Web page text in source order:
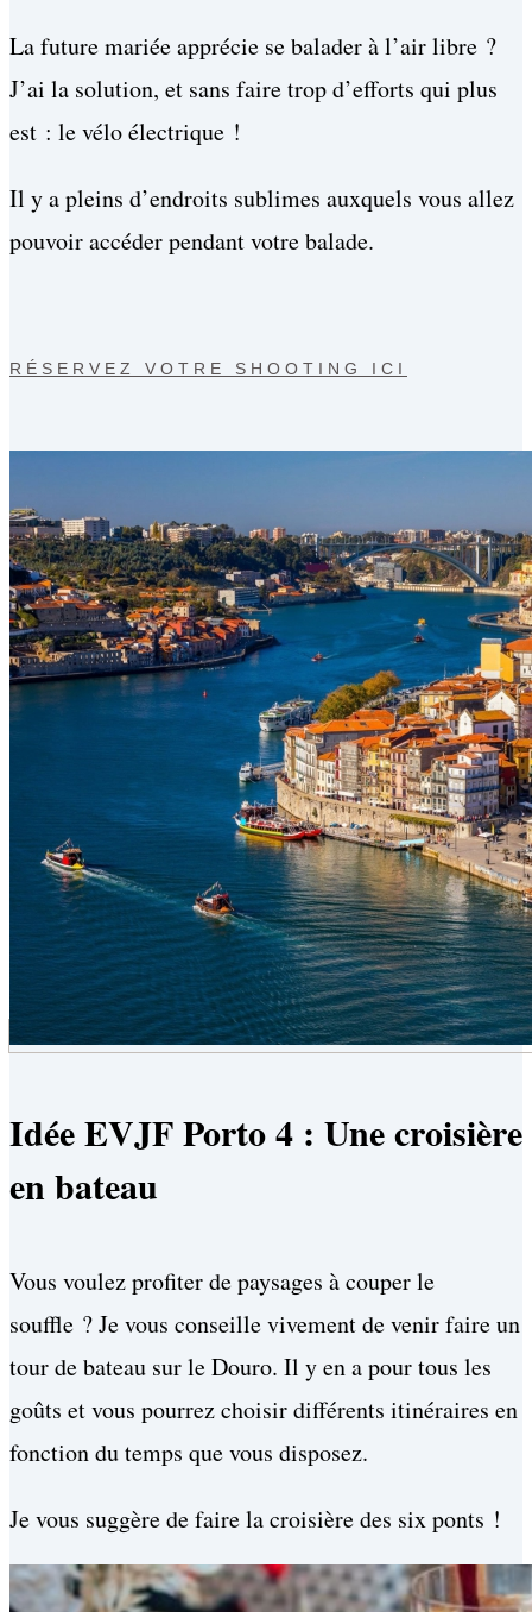
La future mariée apprécie se balader à l’air libre ?
J’ai la solution, et sans faire trop d’efforts qui plus
est : le vélo électrique !
Il y a pleins d’endroits sublimes auxquels vous allez
pouvoir accéder pendant votre balade.
RÉSERVEZ VOTRE SHOOTING ICI
Idée EVJF Porto 4 : Une croisière
en bateau
Vous voulez profiter de paysages à couper le
souffle ? Je vous conseille vivement de venir faire un
tour de bateau sur le Douro. Il y en a pour tous les
goûts et vous pourrez choisir différents itinéraires en
fonction du temps que vous disposez.
Je vous suggère de faire la croisière des six ponts !